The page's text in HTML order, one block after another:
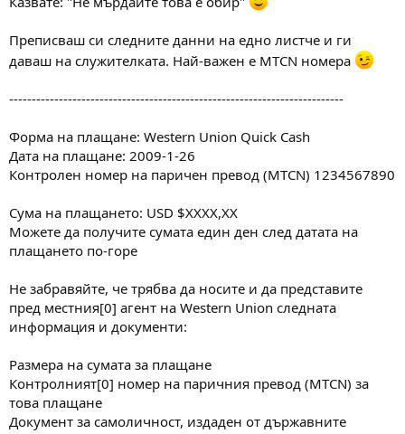
Преписваш си следните данни на едно листче и ги
даваш на служителката. Най-важен е MTCN номера
--------------------------------------------------------------------------
Форма на плащане: Western Union Quick Cash
Дата на плащане: 2009-1-26
Контролен номер на паричен превод (MTCN) 1234567890
Сума на плащането: USD $XXXX,XX
Можете да получите сумата един ден след датата на
плащането по-горе
Не забравяйте, че трябва да носите и да представите
пред местния[0] агент на Western Union следната
информация и документи:
Размера на сумата за плащане
Контролният[0] номер на паричния превод (MTCN) за
това плащане
Документ за самоличност, издаден от държавните